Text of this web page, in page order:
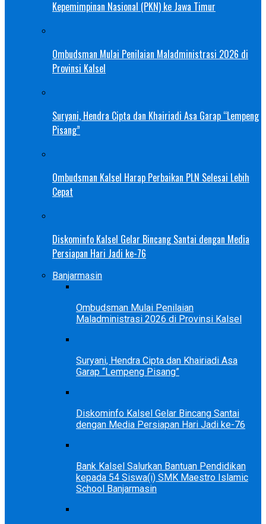
Kepemimpinan Nasional (PKN) ke Jawa Timur
Ombudsman Mulai Penilaian Maladministrasi 2026 di
Provinsi Kalsel
Suryani, Hendra Cipta dan Khairiadi Asa Garap “Lempeng
Pisang”
Ombudsman Kalsel Harap Perbaikan PLN Selesai Lebih
Cepat
Diskominfo Kalsel Gelar Bincang Santai dengan Media
Persiapan Hari Jadi ke-76
Banjarmasin
Ombudsman Mulai Penilaian
Maladministrasi 2026 di Provinsi Kalsel
Suryani, Hendra Cipta dan Khairiadi Asa
Garap “Lempeng Pisang”
Diskominfo Kalsel Gelar Bincang Santai
dengan Media Persiapan Hari Jadi ke-76
Bank Kalsel Salurkan Bantuan Pendidikan
kepada 54 Siswa(i) SMK Maestro Islamic
School Banjarmasin